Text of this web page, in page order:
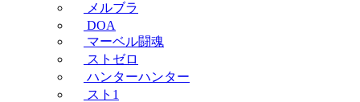
メルブラ
DOA
マーベル闘魂
ストゼロ
ハンターハンター
スト1